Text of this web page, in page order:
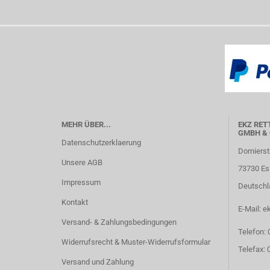
MEHR ÜBER...
Datenschutzerklaerung
Unsere AGB
Impressum
Kontakt
Versand- & Zahlungsbedingungen
Widerrufsrecht & Muster-Widerrufsformular
Versand und Zahlung
EKZ
GMBH &
73730
E-Mail:
Telefon:
Telefax: